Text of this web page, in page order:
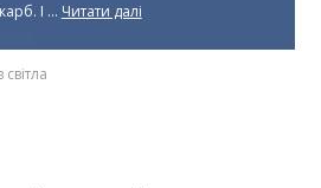
І ... Читати далі